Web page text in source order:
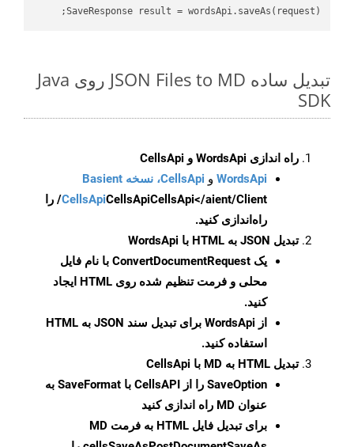
SaveResponse result = wordsApi.saveAs(request);
تبدیل ساده JSON Files to MD روی Java
SDK
راه اندازی WordsApi و CellsApi
WordsApi و CellsApi، نسخه Basient
CellsApiCellsApi
CellsApi</aient/Client/ را
راه‌اندازی کنید.
تبدیل JSON به HTML با WordsApi
یک ConvertDocumentRequest با نام فایل
محلی و فرمت تنظیم شده روی HTML ایجاد
کنید.
از WordsApi برای تبدیل سند JSON به HTML
استفاده کنید.
تبدیل HTML به MD با CellsApi
SaveOption
را از CellsAPI با SaveFormat به
عنوان MD راه اندازی کنید
برای تبدیل فایل HTML به فرمت
MD